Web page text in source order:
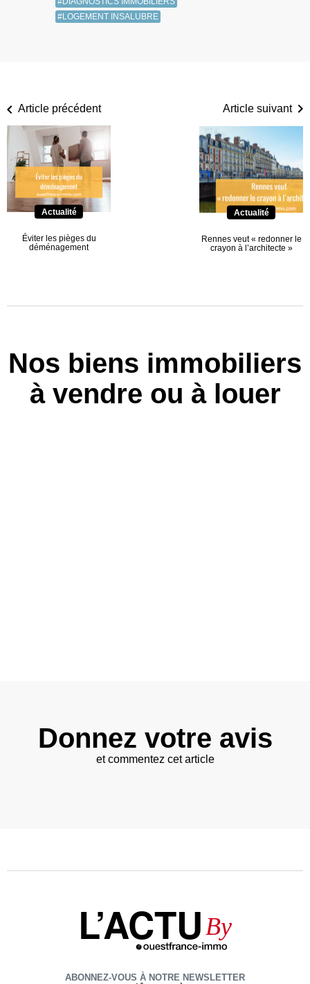
#LOGEMENT INSALUBRE
Article précédent
Actualité
Éviter les pièges du
déménagement
Article suivant
Actualité
Rennes veut « redonner le
crayon à l’architecte »
Nos biens immobiliers
à vendre ou à louer
Donnez votre avis
et commentez cet article
L’ACTUBy
ABONNEZ-VOUS À NOTRE NEWSLETTER